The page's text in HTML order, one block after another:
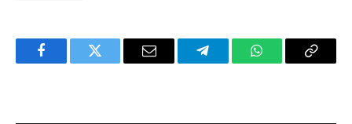
FacebookTwitter Email TelegramWhatsAppCopy